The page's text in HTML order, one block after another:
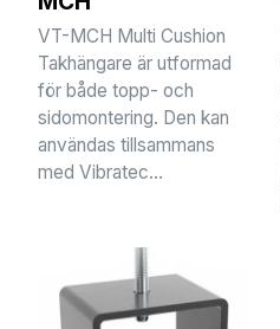
VT-MCH Multi Cushion
Takhängare är utformad
för både topp- och
sidomontering. Den kan
användas tillsammans
med Vibratec...